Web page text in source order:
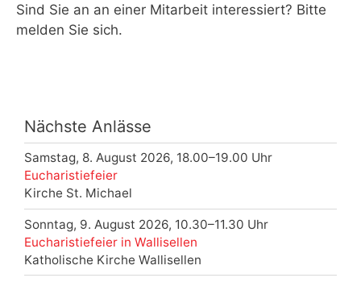
Sind Sie an an einer Mitarbeit interessiert? Bitte
melden Sie sich.
Nächste Anlässe
Samstag, 8. August 2026, 18.00–19.00 Uhr
Eucharistiefeier
Kirche St. Michael
Sonntag, 9. August 2026, 10.30–11.30 Uhr
Eucharistiefeier in Wallisellen
Katholische Kirche Wallisellen